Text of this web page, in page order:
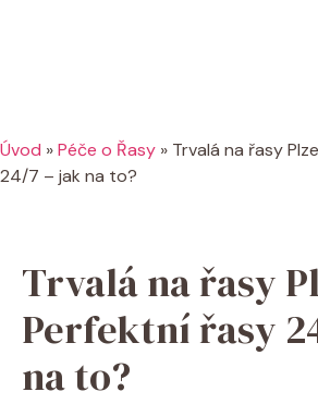
Úvod »Péče o Řasy » Trvalá na řasy
24/7 – jak na to?
Trvalá na řasy
Perfektní řasy
na to?